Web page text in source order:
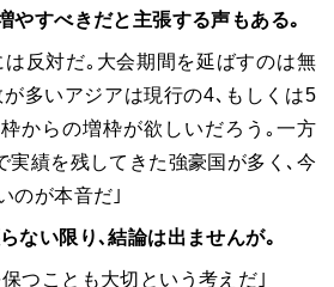
やすべきだと主張する声もある｡
反対だ｡大会期間を延ばすのは無
多いアジアは現行の4､もしくは5
からの増枠が欲しいだろう｡一方
実績を残してきた強豪国が多く､今
のが本音だ｣
ない限り､結論は出ませんが｡
つことも大切という考えだ｣